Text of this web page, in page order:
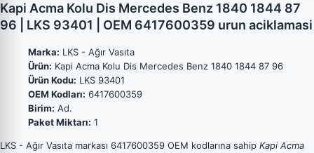
Kapi Acma Kolu Dis Mercedes Benz 1840 1844 87
96 | LKS 93401 | OEM 6417600359 urun aciklamasi
Marka: LKS - Ağır Vasıta
Ürün: Kapi Acma Kolu Dis Mercedes Benz 1840 1844 87 96
Ürün Kodu: LKS 93401
OEM Kodları: 6417600359
Birim: Ad.
Paket Miktarı: 1
LKS - Ağır Vasıta markası 6417600359 OEM kodlarına sahip Kapi Acma